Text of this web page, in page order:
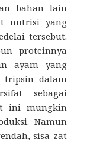
bahan lain
nutrisi yang
tersebut.
proteinnya
ayam yang
tripsin dalam
sebagai
ini mungkin
Namun
sisa zat